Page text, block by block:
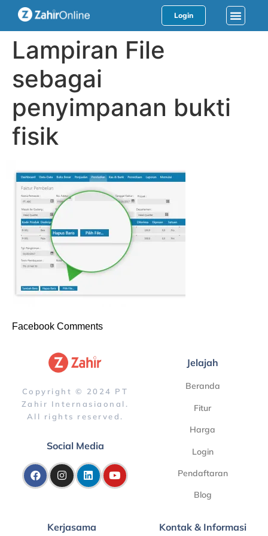
Login
Lampiran File
sebagai
penyimpanan bukti
fisik
Facebook Comments
Copyright © 2024 PT
Zahir Internasiaonal.
All rights reserved.
Social Media
Jelajah
Beranda
Fitur
Harga
Login
Pendaftaran
Blog
Kerjasama Kontak & Informasi